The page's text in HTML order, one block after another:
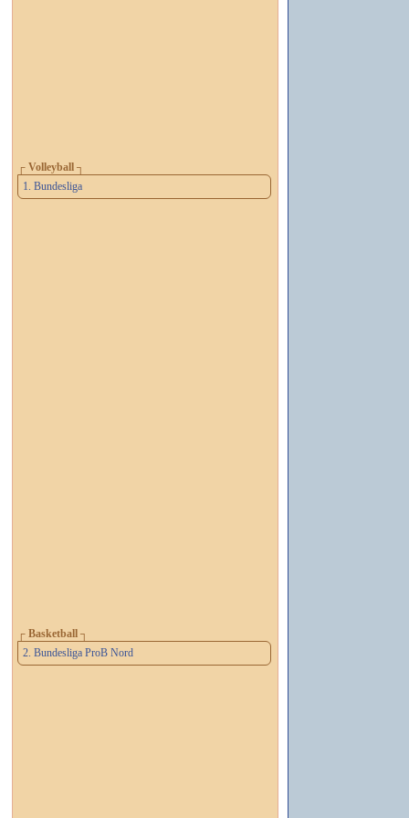
┌ Volleyball ┐
1. Bundesliga
┌ Basketball ┐
2. Bundesliga ProB Nord